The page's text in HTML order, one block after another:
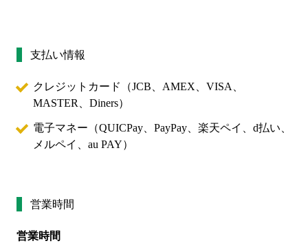
支払い情報
クレジットカード（JCB、AMEX、VISA、
MASTER、Diners）
電子マネー（QUICPay、PayPay、楽天ペイ、d払い、
メルペイ、au PAY）
営業時間
営業時間